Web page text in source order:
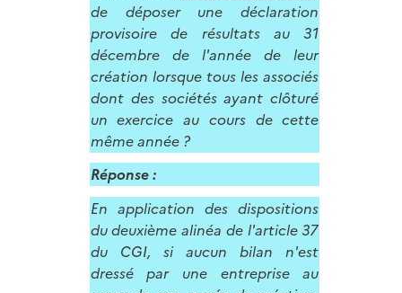
de déposer une déclaration
provisoire de résultats au 31
décembre de l'année de leur
création lorsque tous les associés
dont des sociétés ayant clôturé
un exercice au cours de cette
même année ?
Réponse :
En application des dispositions
du deuxième alinéa de l'article 37
du CGI, si aucun bilan n'est
dressé par une entreprise au